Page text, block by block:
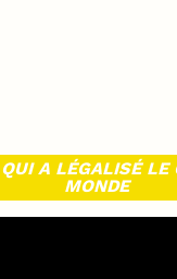
QUI A LÉGALISÉ
MONDE